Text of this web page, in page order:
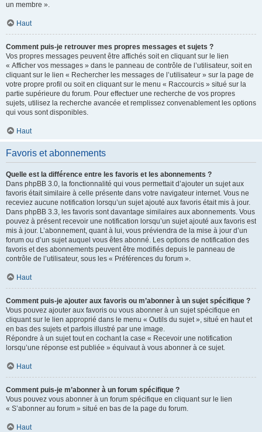
un membre ».
Haut
Comment puis-je retrouver mes propres messages et sujets ?
Vos propres messages peuvent être affichés soit en cliquant sur le lien
« Afficher vos messages » dans le panneau de contrôle de l’utilisateur, soit en
cliquant sur le lien « Rechercher les messages de l’utilisateur » sur la page de
votre propre profil ou soit en cliquant sur le menu « Raccourcis » situé sur la
partie supérieure du forum. Pour effectuer une recherche de vos propres
sujets, utilisez la recherche avancée et remplissez convenablement les options
qui vous sont disponibles.
Haut
Favoris et abonnements
Quelle est la différence entre les favoris et les abonnements ?
Dans phpBB 3.0, la fonctionnalité qui vous permettait d’ajouter un sujet aux
favoris était similaire à celle présente dans votre navigateur internet. Vous ne
receviez aucune notification lorsqu’un sujet ajouté aux favoris était mis à jour.
Dans phpBB 3.3, les favoris sont davantage similaires aux abonnements. Vous
pouvez à présent recevoir une notification lorsqu’un sujet ajouté aux favoris est
mis à jour. L’abonnement, quant à lui, vous préviendra de la mise à jour d’un
forum ou d’un sujet auquel vous êtes abonné. Les options de notification des
favoris et des abonnements peuvent être modifiés depuis le panneau de
contrôle de l’utilisateur, sous les « Préférences du forum ».
Haut
Comment puis-je ajouter aux favoris ou m’abonner à un sujet spécifique ?
Vous pouvez ajouter aux favoris ou vous abonner à un sujet spécifique en
cliquant sur le lien approprié dans le menu « Outils du sujet », situé en haut et
en bas des sujets et parfois illustré par une image.
Répondre à un sujet tout en cochant la case « Recevoir une notification
lorsqu’une réponse est publiée » équivaut à vous abonner à ce sujet.
Haut
Comment puis-je m’abonner à un forum spécifique ?
Vous pouvez vous abonner à un forum spécifique en cliquant sur le lien
« S’abonner au forum » situé en bas de la page du forum.
Haut